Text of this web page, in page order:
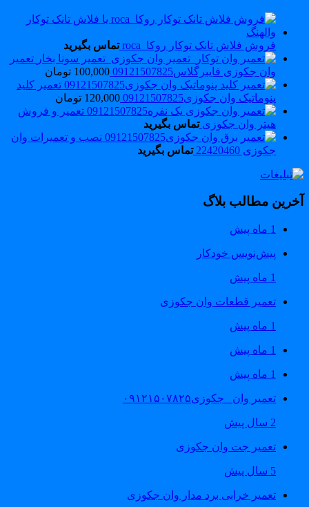
فروش فلاش تانک توکار روکا_roca
تماس بگیرید
تعمیر
وان جکوزی فایبرگلاس09121507825
100,000 تومان
تعمیر کلید
پنوماتیک وان جکوزی09121507825
120,000 تومان
تعمیر و فروش
هیتر وان جکوزی تماس بگیرید
نصب و تعمیرات وان
جکوزی 22420460
تماس بگیرید
مطالب بلاگ
1 ماه پیش
پیش‌نویس خودکار
تعمیر قطعات وان جکوزی
1 ماه پیش
1 ماه پیش
تعمیر وان _جکوزی۰۹۱۲۱۵۰۷۸۲۵
تعمیر جت وان جکوزی
تعمیر خرابی برد مدار وان جکوزی